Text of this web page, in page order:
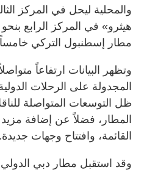
والمحلية ليحل في المركز
مطار إسطنبول التركي خامساً بـ4.2 ملايين
وتظهر البيانات ارتفاعاً
المجدولة على الرحلات
ظل التوسعات المتواصلة
المطار، فضلاً عن إضافة
القائمة، وافتتاح وجهات جديدة.